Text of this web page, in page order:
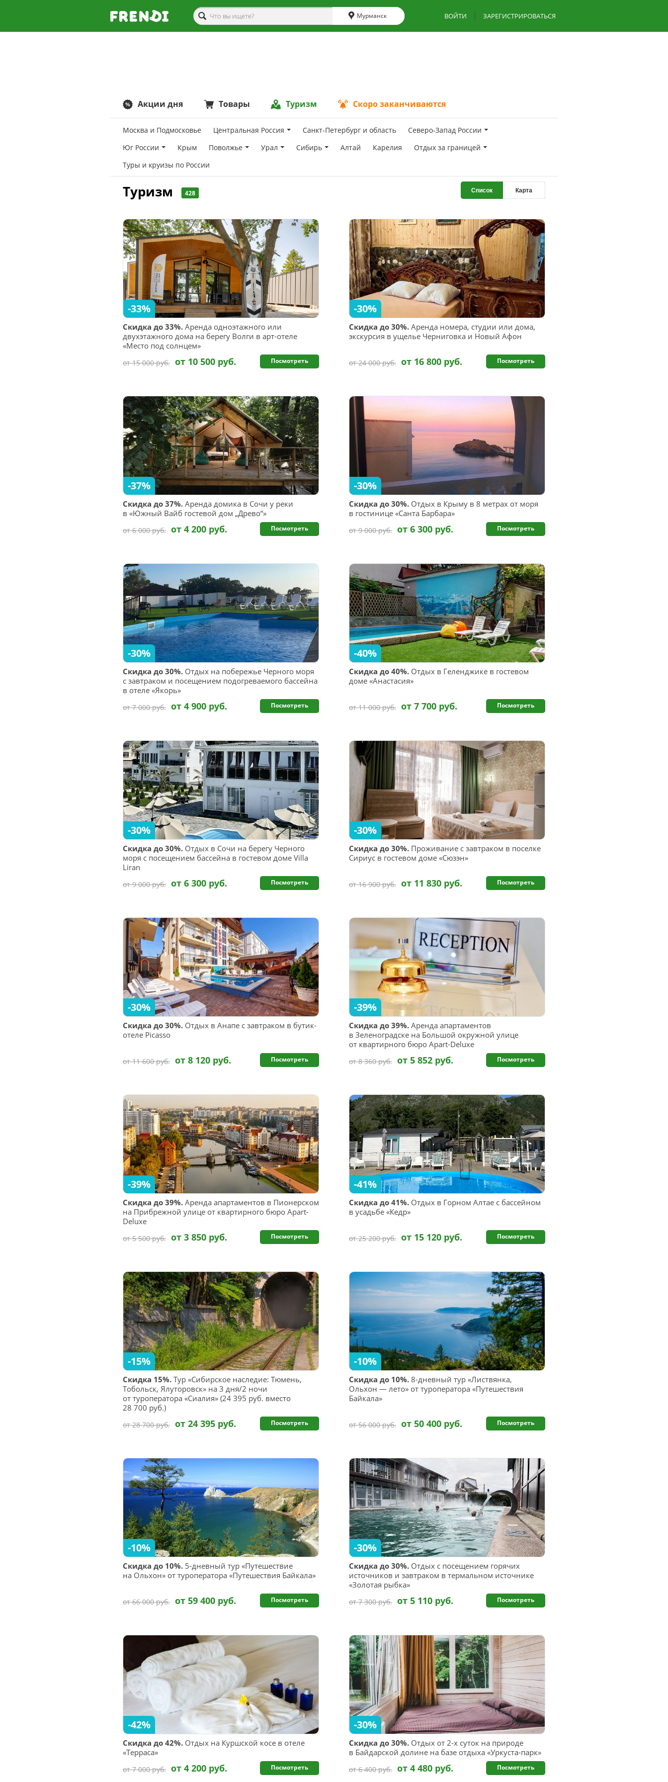
Мурманск ВОЙТИ ЗАРЕГИСТРИРОВАТЬСЯ
Акции дня Товары Туризм Скоро заканчиваются
Москва и Подмосковье Центральная Россия Санкт-Петербург и область
Северо-Запад России
Юг России
Крым Поволжье Урал Сибирь Алтай Карелия
Отдых за границей
Туры и круизы по России
Туризм 428 Список Карта
Скидка до 33%. Аренда одноэтажного или
двухэтажного дома на берегу Волги в арт-отеле
«Место под солнцем»
-33%
от 15 000 руб. от 10 500 руб. Посмотреть
Скидка до 30%. Аренда номера, студии или дома,
экскурсия в ущелье Черниговка и Новый Афон
-30%
от 24 000 руб. от 16 800 руб. Посмотреть
Скидка до 37%. Аренда домика в Сочи у реки
в «Южный Вайб гостевой дом „Древо“»
-37%
от 6 000 руб. от 4 200 руб. Посмотреть
Скидка до 30%. Отдых в Крыму в 8 метрах от моря
в гостинице «Санта Барбара»
-30%
от 9 000 руб. от 6 300 руб. Посмотреть
Скидка до 30%. Отдых на побережье Черного моря
с завтраком и посещением подогреваемого бассейна
в отеле «Якорь»
-30%
от 7 000 руб. от 4 900 руб. Посмотреть
Скидка до 40%. Отдых в Геленджике в гостевом
доме «Анастасия»
-40%
от 11 000 руб. от 7 700 руб. Посмотреть
Скидка до 30%. Отдых в Сочи на берегу Черного
моря с посещением бассейна в гостевом доме Villa
Liran
-30%
от 9 000 руб. от 6 300 руб. Посмотреть
Скидка до 30%. Проживание с завтраком в поселке
Сириус в гостевом доме «Сюзэн»
-30%
от 16 900 руб. от 11 830 руб. Посмотреть
Скидка до 30%. Отдых в Анапе с завтраком в бутик-
отеле Picasso
-30%
от 11 600 руб. от 8 120 руб. Посмотреть
Скидка до 39%. Аренда апартаментов
в Зеленоградске на Большой окружной улице
от квартирного бюро Apart-Deluxe
-39%
от 8 360 руб. от 5 852 руб. Посмотреть
Скидка до 39%. Аренда апартаментов в Пионерском
на Прибрежной улице от квартирного бюро Apart-
Deluxe
-39%
от 5 500 руб. от 3 850 руб. Посмотреть
Скидка до 41%. Отдых в Горном Алтае с бассейном
в усадьбе «Кедр»
-41%
от 25 200 руб. от 15 120 руб. Посмотреть
Скидка 15%. Тур «Сибирское наследие: Тюмень,
Тобольск, Ялуторовск» на 3 дня/2 ночи
от туроператора «Сиалия» (24 395 руб. вместо
28 700 руб.)
-15%
от 28 700 руб. от 24 395 руб. Посмотреть
Скидка до 10%. 8-дневный тур «Листвянка,
Ольхон — лето» от туроператора «Путешествия
Байкала»
-10%
от 56 000 руб. от 50 400 руб. Посмотреть
Скидка до 10%. 5-дневный тур «Путешествие
на Ольхон» от туроператора «Путешествия Байкала»
-10%
от 66 000 руб. от 59 400 руб. Посмотреть
Скидка до 30%. Отдых с посещением горячих
источников и завтраком в термальном источнике
«Золотая рыбка»
-30%
от 7 300 руб. от 5 110 руб. Посмотреть
Скидка до 42%. Отдых на Куршской косе в отеле
«Терраса»
-42%
от 7 000 руб. от 4 200 руб. Посмотреть
Скидка до 30%. Отдых от 2-х суток на природе
в Байдарской долине на базе отдыха «Уркуста-парк»
-30%
от 6 400 руб. от 4 480 руб. Посмотреть